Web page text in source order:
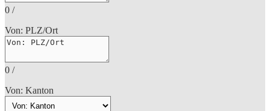
0 /
Von: PLZ/Ort
0 /
Von: Kanton